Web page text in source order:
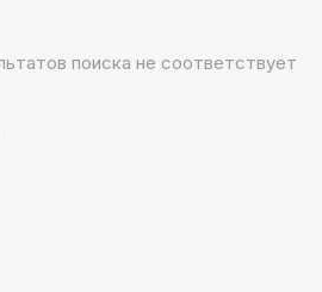
поиска не соответствует